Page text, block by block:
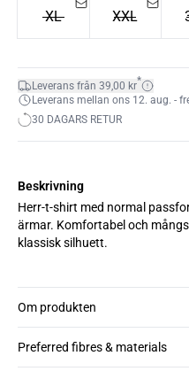
XL XXL
Leverans från 39,00 kr*
Leverans mellan ons 12. aug. -
30 DAGARS RETUR
Beskrivning
Herr-t-shirt med normal
ärmar. Komfortabel och
klassisk silhuett.
Om produkten
Preferred fibres & materials